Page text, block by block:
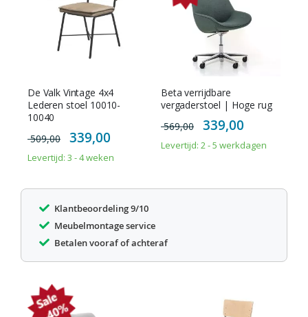
De Valk Vintage 4x4
Lederen stoel 10010-
10040
509,00
Special
Price
339,00
Levertijd: 3 - 4 weken
Beta verrijdbare
vergaderstoel | Hoge rug
569,00
Special
Price
339,00
Levertijd: 2 - 5 werkdagen
Klantbeoordeling 9/10
Meubelmontage service
Betalen vooraf of achteraf